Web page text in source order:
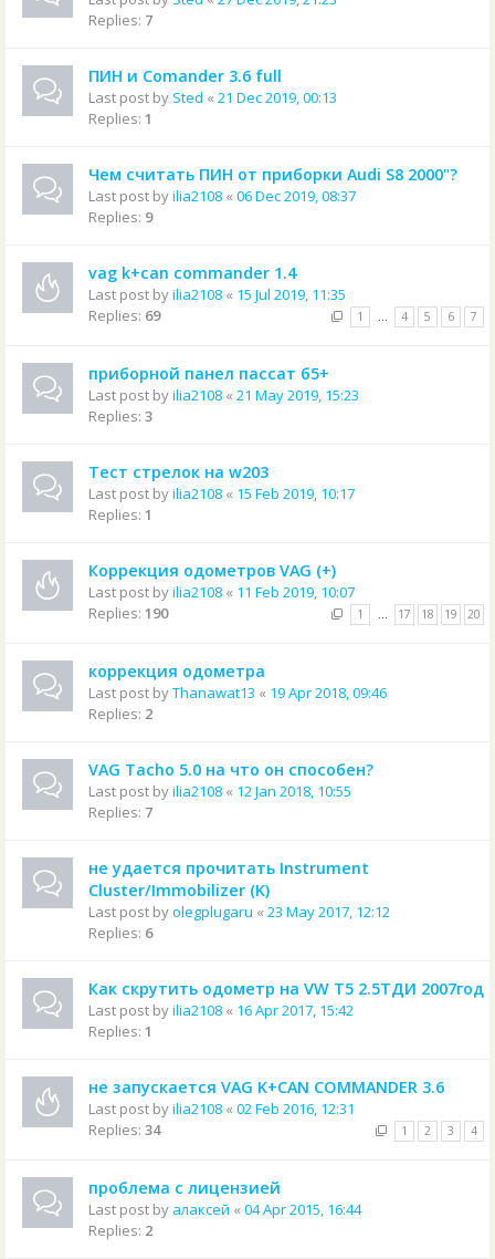
Replies: 7
ПИН и Comander 3.6 full
Last post by Sted « 21 Dec 2019, 00:13
Replies: 1
Чем считать ПИН от приборки Audi S8 2000"?
Last post byilia2108 « 06 Dec 2019, 08:37
Replies: 9
vag k+can commander 1.4
Last post byilia2108 « 15 Jul 2019, 11:35
Replies: 69 1 … 4 5 6 7
приборной панел пассат б5+
Last post byilia2108 « 21 May 2019, 15:23
Replies: 3
Тест стрелок на w203
Last post byilia2108 « 15 Feb 2019, 10:17
Replies: 1
Коррекция одометров VAG (+)
Last post byilia2108 « 11 Feb 2019, 10:07
Replies: 190 1 … 17 18 19 20
коррекция одометра
Last post byThanawat13 « 19 Apr 2018, 09:46
Replies: 2
VAG Tacho 5.0 на что он способен?
Last post byilia2108 « 12 Jan 2018, 10:55
Replies: 7
не удается прочитать Instrument
Cluster/Immobilizer (K)
Last post byolegplugaru « 23 May 2017, 12:12
Replies: 6
Как скрутить одометр на VW T5 2.5ТДИ 2007год
Last post byilia2108 « 16 Apr 2017, 15:42
Replies: 1
не запускается VAG K+CAN COMMANDER 3.6
Last post byilia2108 « 02 Feb 2016, 12:31
Replies: 34 1 2 3 4
проблема с лицензией
Last post by алаксей « 04 Apr 2015, 16:44
Replies: 2